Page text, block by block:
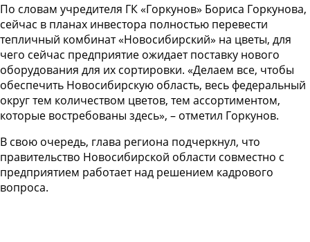
По словам учредителя ГК «Горкунов» Бориса Горкунова,
сейчас в планах инвестора полностью перевести
тепличный комбинат «Новосибирский» на цветы, для
чего сейчас предприятие ожидает поставку нового
оборудования для их сортировки. «Делаем все, чтобы
обеспечить Новосибирскую область, весь федеральный
округ тем количеством цветов, тем ассортиментом,
которые востребованы здесь», – отметил Горкунов.
В свою очередь, глава региона подчеркнул, что
правительство Новосибирской области совместно с
предприятием работает над решением кадрового
вопроса.